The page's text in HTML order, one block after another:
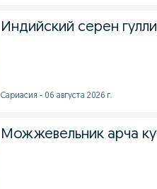
Индийский серен
Сариасия - 06 августа 2026 г.
Можжевельник арча